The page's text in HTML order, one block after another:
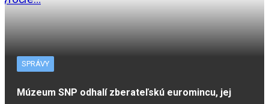
SPRÁVY
Múzeum SNP odhalí zberateľskú euromincu, jej